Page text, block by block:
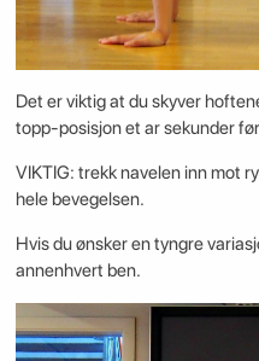
Det er viktig at du skyver
topp-posisjon et ar sekunder
VIKTIG: trekk navelen inn mot
hele bevegelsen.
Hvis du ønsker en tyngre
annenhvert ben.